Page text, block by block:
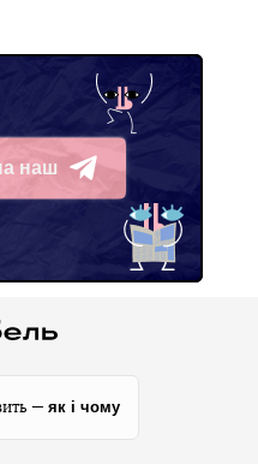
наш
— як і чому